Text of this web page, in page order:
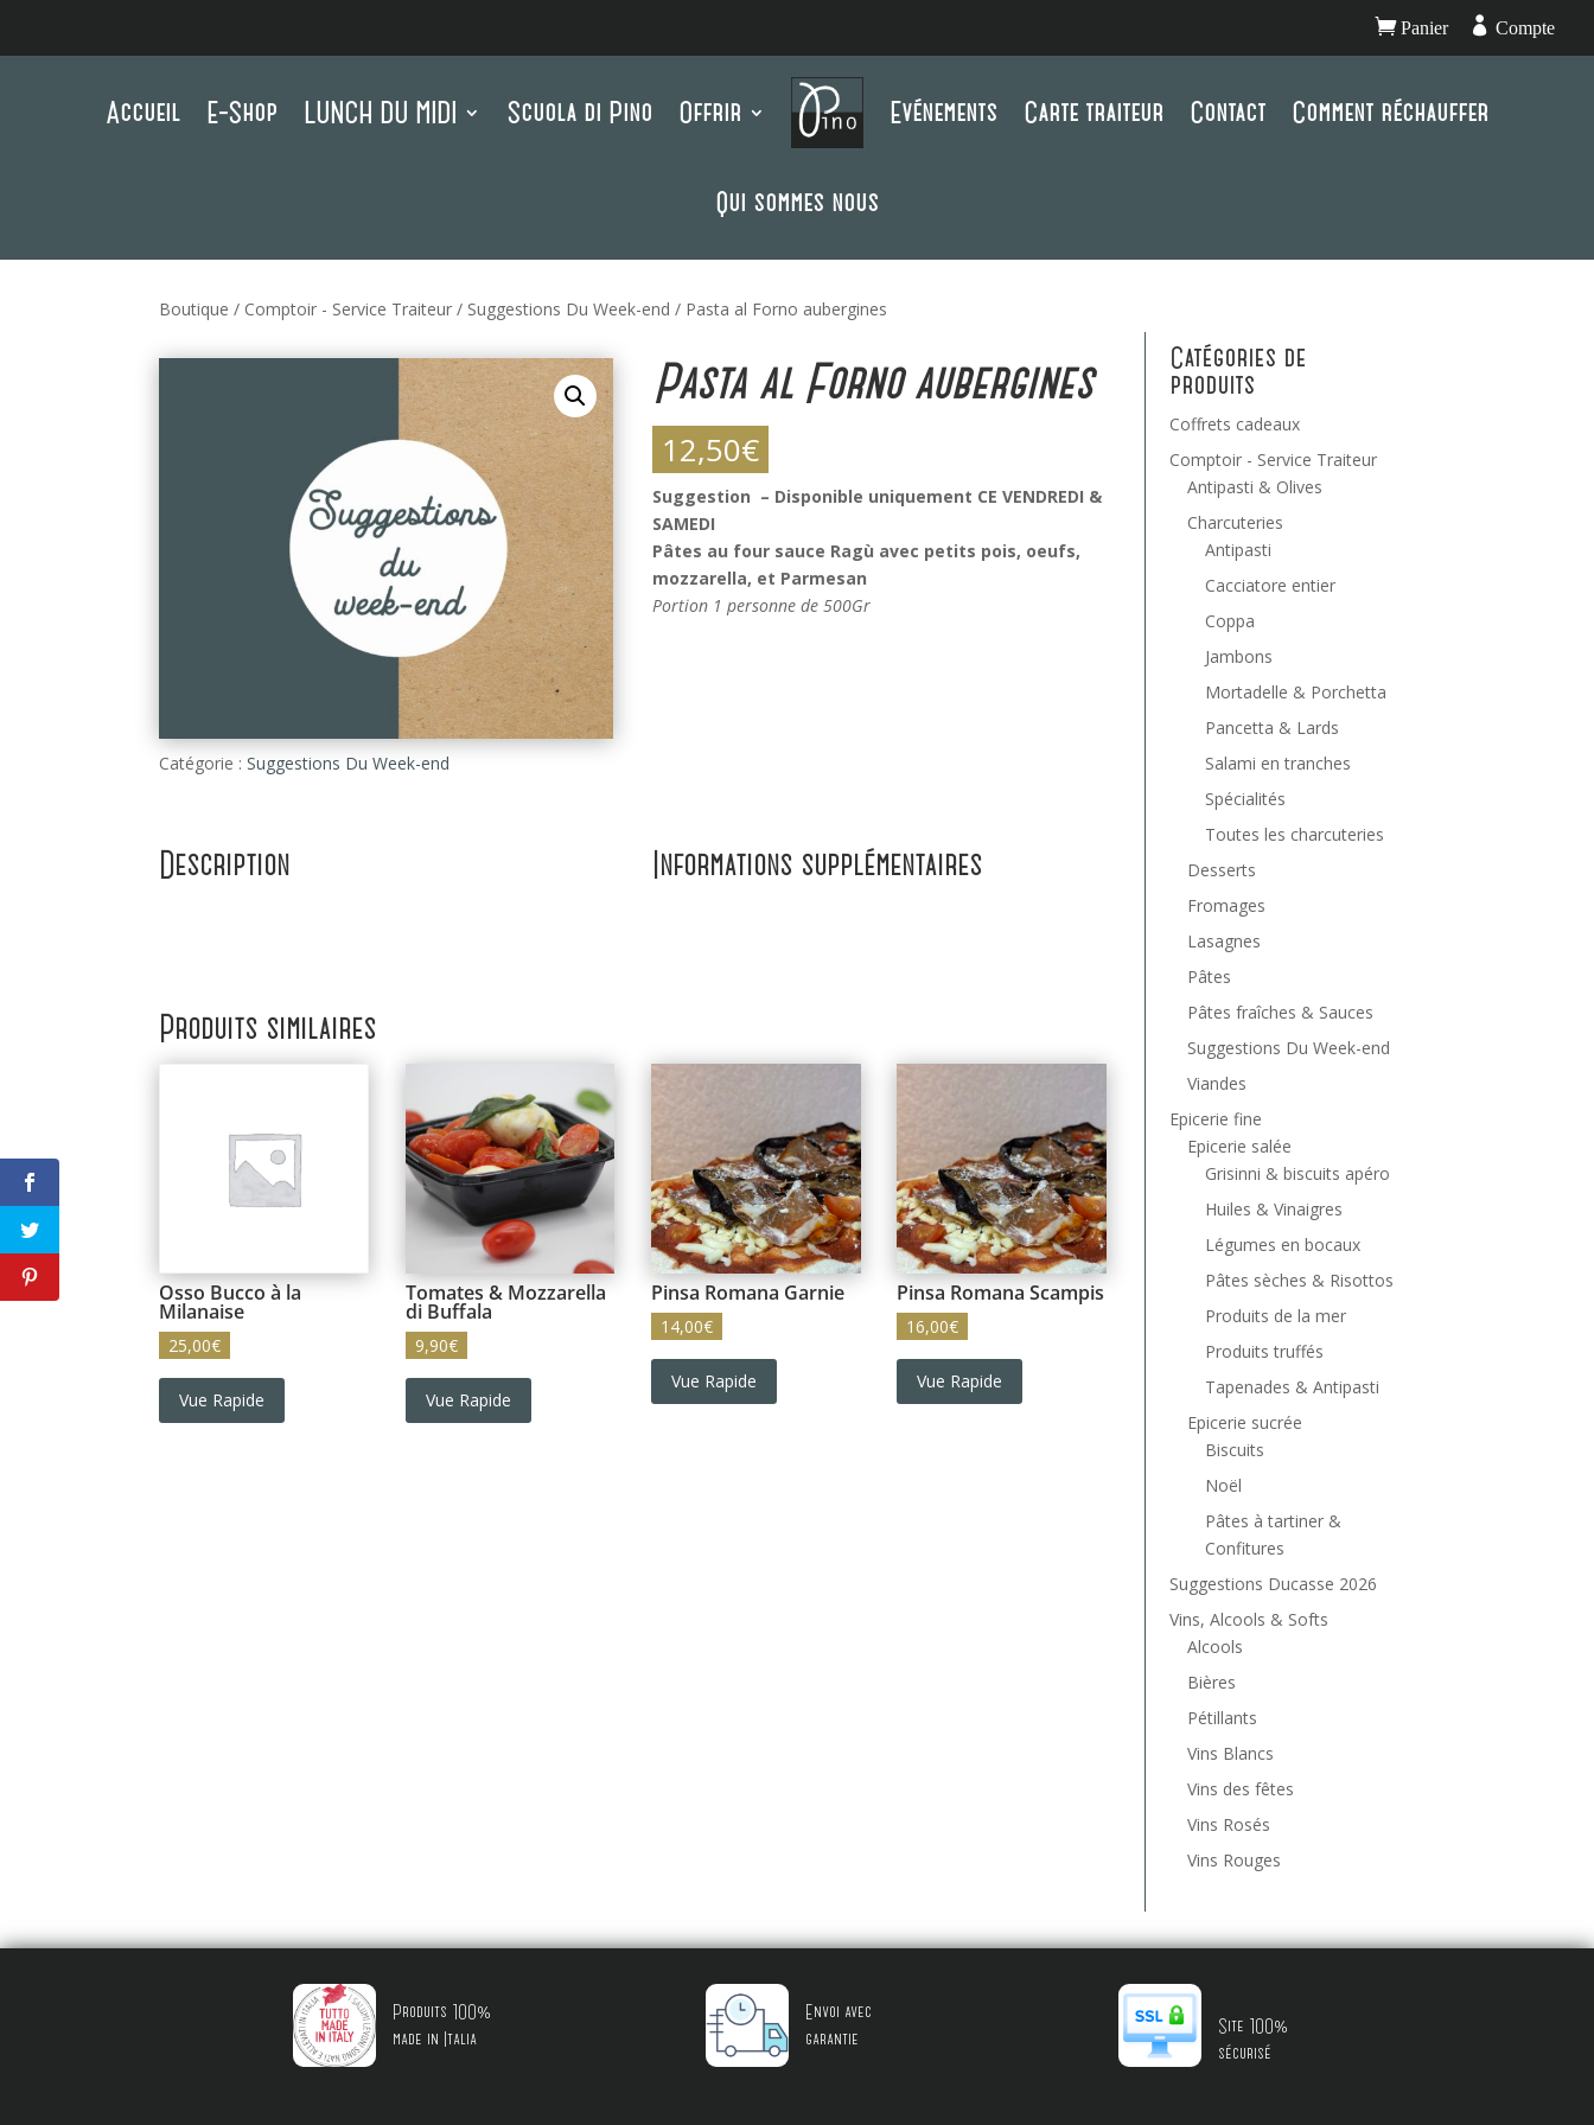
Panier  Compte
Accueil E-Shop LUNCH DU MIDI Scuola di Pino Offrir Evénements Carte traiteur Contact Comment réchauffer
Qui sommes nous
Boutique / Comptoir - Service Traiteur / Suggestions Du Week-end / Pasta al Forno aubergines
Catégorie :Suggestions Du Week-end
Pasta al Forno aubergines
12,50€
Suggestion – Disponible uniquement CE VENDREDI &
SAMEDI
Pâtes au four sauce Ragù avec petits pois, oeufs,
mozzarella, et Parmesan
Portion 1 personne de 500Gr
Description Informations supplémentaires
Produits similaires
Osso Bucco à la
Milanaise
25,00€
Vue Rapide
Tomates & Mozzarella
di Buffala
9,90€
Vue Rapide
Pinsa Romana Garnie
14,00€
Vue Rapide
Pinsa Romana Scampis
16,00€
Vue Rapide
Catégories de
produits
Coffrets cadeaux
Comptoir - Service Traiteur
Antipasti & Olives
Charcuteries
Antipasti
Cacciatore entier
Coppa
Jambons
Mortadelle & Porchetta
Pancetta & Lards
Salami en tranches
Spécialités
Toutes les charcuteries
Desserts
Fromages
Lasagnes
Pâtes
Pâtes fraîches & Sauces
Suggestions Du Week-end
Viandes
Epicerie fine
Epicerie salée
Grisinni & biscuits apéro
Huiles & Vinaigres
Légumes en bocaux
Pâtes sèches & Risottos
Produits de la mer
Produits truffés
Tapenades & Antipasti
Epicerie sucrée
Biscuits
Noël
Pâtes à tartiner &
Confitures
Suggestions Ducasse 2026
Vins, Alcools & Softs
Alcools
Bières
Pétillants
Vins Blancs
Vins des fêtes
Vins Rosés
Vins Rouges
Produits 100%
made in Italia
Envoi avec
garantie
Site 100%
sécurisé